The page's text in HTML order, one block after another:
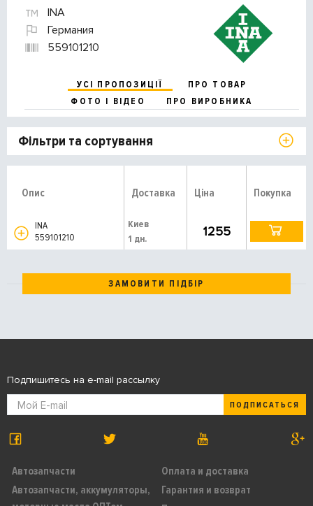
INA
Германия
559101210
УСІ ПРОПОЗИЦІЇ
ПРО ТОВАР
ФОТО І ВІДЕО
ПРО ВИРОБНИКА
Фільтри та сортування
Опис Доставка Ціна Покупка
INA
559101210
Киев
1 дн.
1255
ЗАМОВИТИ ПІДБІР
Автозапчасти
Автозапчасти, аккумуляторы,
Оплата и доставка
Гарантия и возврат
Подпишитесь на e-mail рассылку
ПОДПИСАТЬСЯ